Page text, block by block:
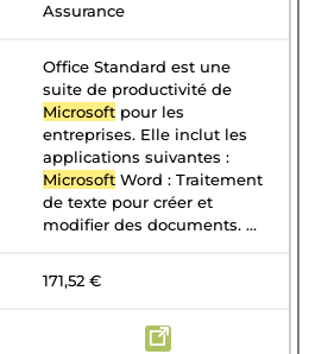
Assurance
Office Standard est une
suite de productivité de
Microsoft pour les
entreprises. Elle inclut les
applications suivantes :
Microsoft Word : Traitement
de texte pour créer et
modifier des documents. ...
171,52 €